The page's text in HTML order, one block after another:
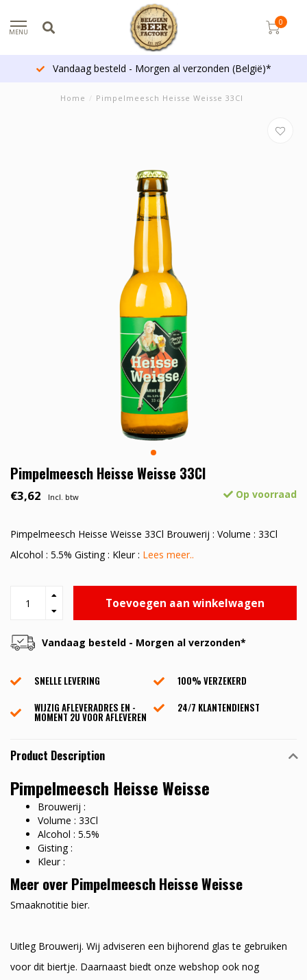
MENU
0
Vandaag besteld - Morgen al verzonden (België)*
Home / Pimpelmeesch Heisse Weisse 33Cl
Pimpelmeesch Heisse Weisse 33Cl
€3,62 Incl. btw Op voorraad
Pimpelmeesch Heisse Weisse 33Cl Brouwerij : Volume : 33Cl
Alcohol : 5.5% Gisting : Kleur : Lees meer..
Toevoegen aan winkelwagen
Vandaag besteld - Morgen al verzonden*
SNELLE LEVERING
100% VERZEKERD
WIJZIG AFLEVERADRES EN -
MOMENT 2U VOOR AFLEVEREN
24/7 KLANTENDIENST
Product Description
Pimpelmeesch Heisse Weisse
Brouwerij :
Volume : 33Cl
Alcohol : 5.5%
Gisting :
Kleur :
Meer over Pimpelmeesch Heisse Weisse
Smaaknotitie bier.
Uitleg Brouwerij. Wij adviseren een bijhorend glas te gebruiken
voor dit biertje. Daarnaast biedt onze webshop ook nog